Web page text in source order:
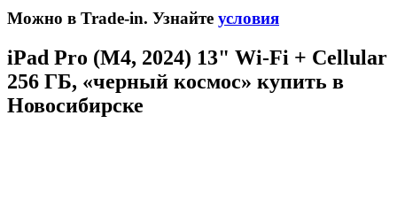
Можно в Trade-in. Узнайте условия
iPad Pro (M4, 2024) 13" Wi-Fi + Cellular
256 ГБ, «черный космос» купить в
Новосибирске